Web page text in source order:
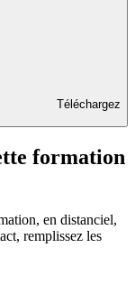
Téléchargez
formation
en distanciel,
remplissez les